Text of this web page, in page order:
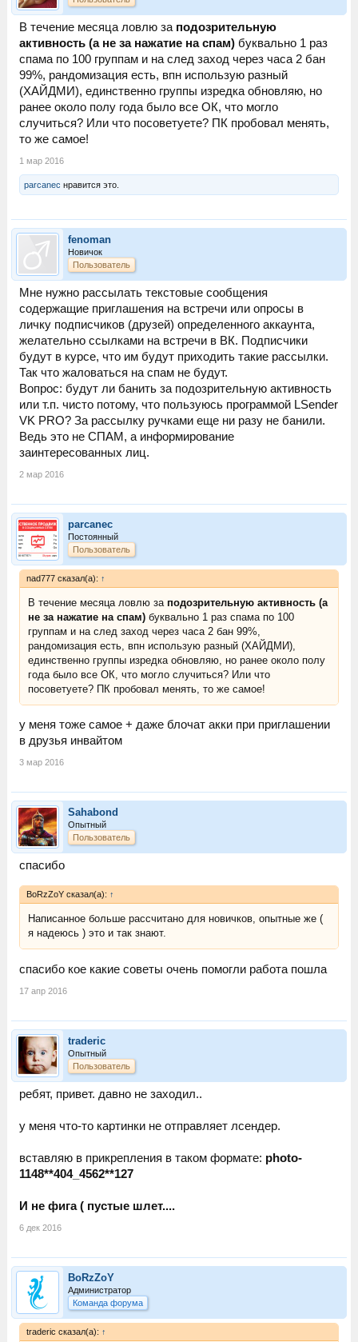
второй вопрос: забанят ли мой паблик за спам в лс и в
(редирект не использую , вставляю прямую ссылку на пост с
конкурсом в сомом паблике) не хотелось бы потерять
паблик.
В течение месяца ловлю за подозрительную
активность (а не за нажатие на спам) буквально 1 раз
спама по 100 группам и на след заход через часа 2 бан
99%, рандомизация есть, впн использую разный
(ХАЙДМИ), единственно группы изредка обновляю, но
ранее около полу года было все ОК, что могло
случиться? Или что посоветуете? ПК пробовал менять,
то же самое!
1 мар 2016
parcanec нравится это.
fenoman
Новичок
Пользователь
Мне нужно рассылать текстовые сообщения
содержащие приглашения на встречи или опросы в
личку подписчиков (друзей) определенного аккаунта,
желательно ссылками на встречи в ВК. Подписчики
будут в курсе, что им будут приходить такие рассылки.
Так что жаловаться на спам не будут.
Вопрос: будут ли банить за подозрительную активность
или т.п. чисто потому, что пользуюсь программой LSender
VK PRO? За рассылку ручками еще ни разу не банили.
Ведь это не СПАМ, а информирование
заинтересованных лиц.
2 мар 2016
parcanec
Постоянный
Пользователь
nad777 сказал(а): ↑
В течение месяца ловлю за подозрительную активность (а
не за нажатие на спам) буквально 1 раз спама по 100
группам и на след заход через часа 2 бан 99%,
рандомизация есть, впн использую разный (ХАЙДМИ),
единственно группы изредка обновляю, но ранее около полу
года было все ОК, что могло случиться? Или что
посоветуете? ПК пробовал менять, то же самое!
у меня тоже самое + даже блочат акки при приглашении
в друзья инвайтом
3 мар 2016
Sahabond
Опытный
Пользователь
спасибо
BoRzZoY сказал(а): ↑
Написанное больше рассчитано для новичков, опытные же (
я надеюсь ) это и так знают.
спасибо кое какие советы очень помогли работа пошла
17 апр 2016
traderic
Опытный
Пользователь
ребят, привет. давно не заходил..
у меня что-то картинки не отправляет лсендер.
вставляю в прикрепления в таком формате: photo-
1148**404_4562**127
И не фига ( пустые шлет....
6 дек 2016
BoRzZoY
Администратор
Команда форума
traderic сказал(а): ↑